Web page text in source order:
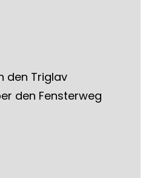
den Triglav
den Fensterweg